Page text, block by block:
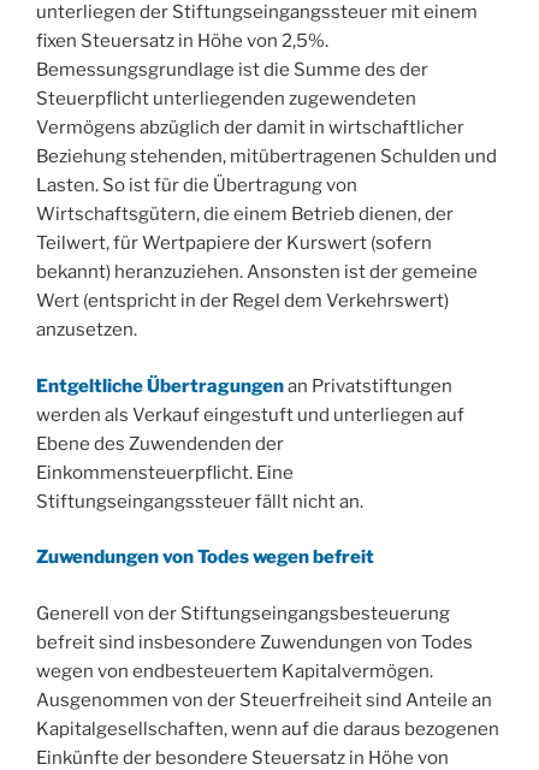
unterliegen der Stiftungseingangssteuer mit einem
fixen Steuersatz in Höhe von 2,5%.
Bemessungsgrundlage ist die Summe des der
Steuerpflicht unterliegenden zugewendeten
Vermögens abzüglich der damit in wirtschaftlicher
Beziehung stehenden, mitübertragenen Schulden und
Lasten. So ist für die Übertragung von
Wirtschaftsgütern, die einem Betrieb dienen, der
Teilwert, für Wertpapiere der Kurswert (sofern
bekannt) heranzuziehen. Ansonsten ist der gemeine
Wert (entspricht in der Regel dem Verkehrswert)
anzusetzen.
Entgeltliche Übertragungenan Privatstiftungen
werden als Verkauf eingestuft und unterliegen auf
Ebene des Zuwendenden der
Einkommensteuerpflicht. Eine
Stiftungseingangssteuer fällt nicht an.
Zuwendungen von Todes wegen befreit
Generell von der Stiftungseingangsbesteuerung
befreit sind insbesondere Zuwendungen von Todes
wegen von endbesteuertem Kapitalvermögen.
Ausgenommen von der Steuerfreiheit sind Anteile an
Kapitalgesellschaften, wenn auf die daraus bezogenen
Einkünfte der besondere Steuersatz in Höhe von